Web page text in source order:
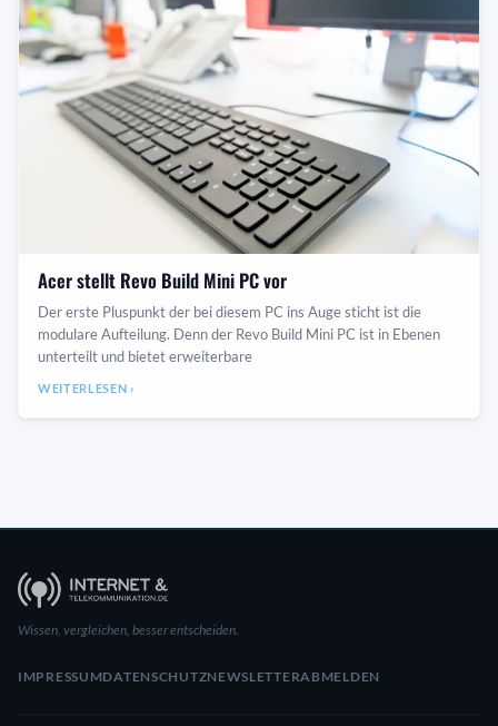
Acer stellt Revo Build Mini PC vor
Der erste Pluspunkt der bei diesem PC ins Auge sticht ist die
modulare Aufteilung. Denn der Revo Build Mini PC ist in Ebenen
unterteilt und bietet erweiterbare
WEITERLESEN ›
Wissen, vergleichen, besser entscheiden.
IMPRESSUMDATENSCHUTZNEWSLETTERABMELDEN